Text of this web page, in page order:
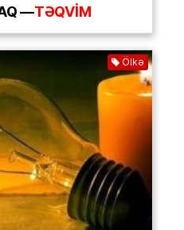
—TƏQVİM
Ölkə